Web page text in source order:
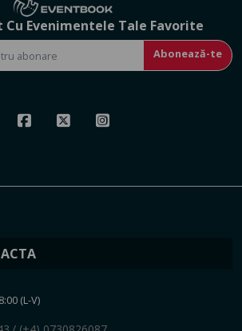
Cu Evenimentele Tale Favorite
Abonează-te
(L-V)